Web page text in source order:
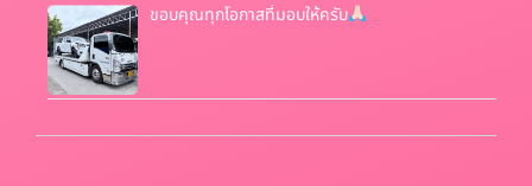
ขอบคุณทุกโอกาสที่มอบให้ครับ